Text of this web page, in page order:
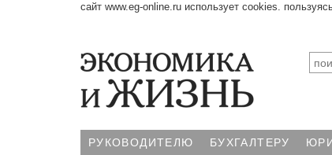
сайт www.eg-online.ru использует cookies.
РУКОВОДИТЕЛЮ БУХГАЛТЕРУ